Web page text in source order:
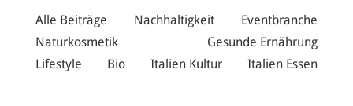
Alle Beiträge Nachhaltigkeit
Eventbranche
Naturkosmetik
Gesunde Ernährung
Lifestyle
Bio Italien Kultur Italien Essen